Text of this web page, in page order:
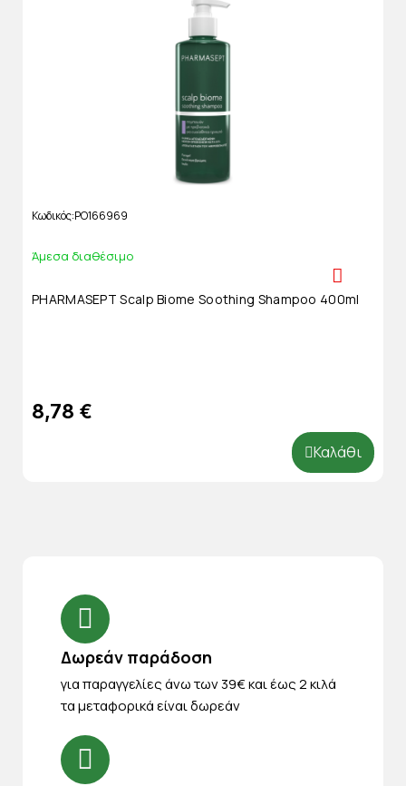
Κωδικός PO166969
Άμεσα διαθέσιμο
PHARMASEPT Scalp Biome Soothing Shampoo 400ml
8,78 €
Καλάθι
Δωρεάν παράδοση
για παραγγελίες άνω των 39€ και έως 2 κιλά
τα μεταφορικά είναι δωρεάν